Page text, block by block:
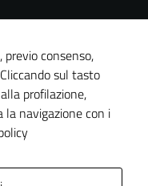
consenso,
sul tasto
profilazione,
la navigazione con i